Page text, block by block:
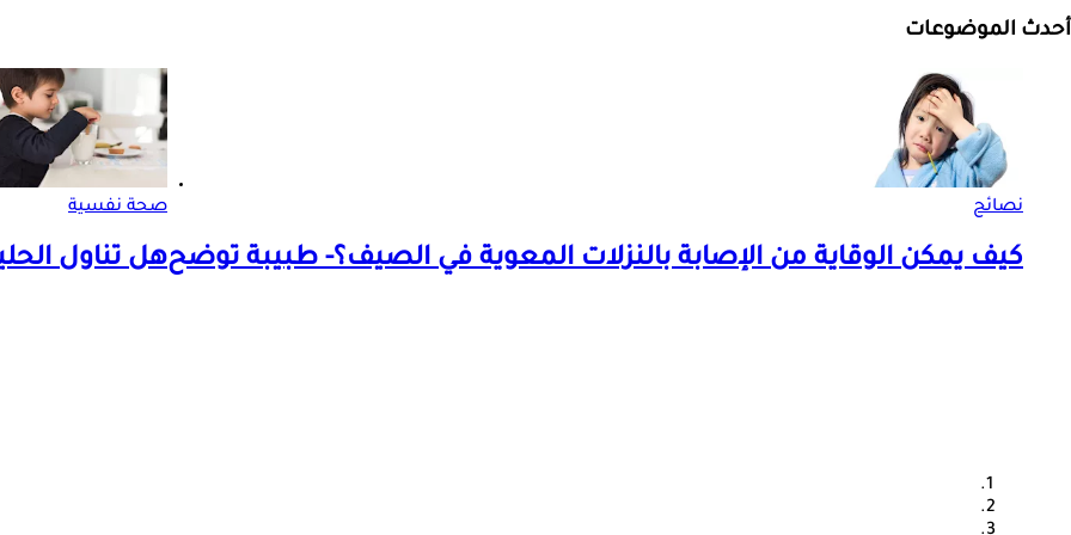
أحدث الموضوعات
نصائح
كيف يمكن الوقاية من الإصابة بالنزلات المعوية في الصيف؟- طبيبة توضح
صحة نفسية
هل تناول